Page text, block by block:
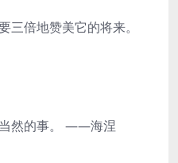
三倍地赞美它的将来。
然的事。 ——海涅